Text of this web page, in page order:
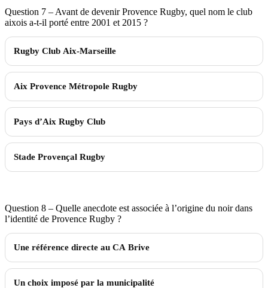
Question 7 – Avant de devenir Provence Rugby, quel nom le club
aixois a-t-il porté entre 2001 et 2015 ?
Rugby Club Aix-Marseille
Aix Provence Métropole Rugby
Pays d’Aix Rugby Club
Stade Provençal Rugby
Question 8 – Quelle anecdote est associée à l’origine du noir dans
l’identité de Provence Rugby ?
Une référence directe au CA Brive
Un choix imposé par la municipalité